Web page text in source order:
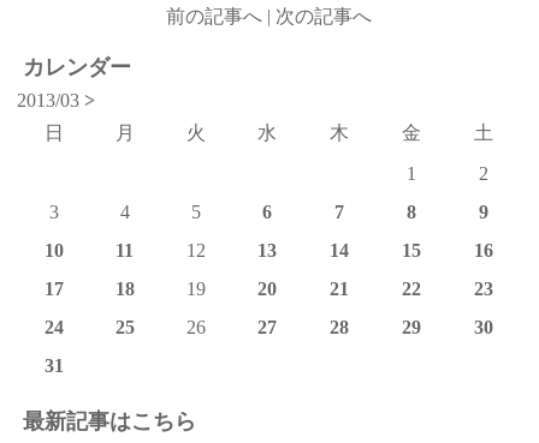
前の記事へ | 次の記事へ
カレンダー
2013/03>
日
月 火 水 木 金
土
1
2
3
4 5 6 7 8
9
10
11 12 13 14 15
16
17
18 19 20 21 22
23
24
25 26 27 28 29
30
31
最新記事はこちら